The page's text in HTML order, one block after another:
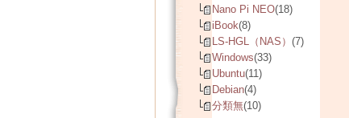
Nano Pi NEO(18)
iBook(8)
LS-HGL（NAS） (7)
Windows(33)
Ubuntu(11)
Debian(4)
分類無(10)